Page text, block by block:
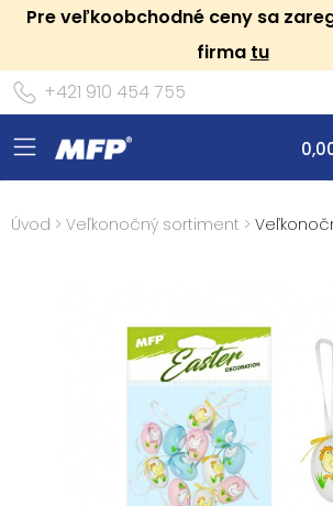
Pre veľkoobchodné ceny sa
firma tu
+421 910 454 755
Úvod > Veľkonočný sortiment >